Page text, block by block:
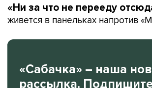
«Ни за что не перееду
живется в панельках напротив
«Сабачка» – наша
рассылка.